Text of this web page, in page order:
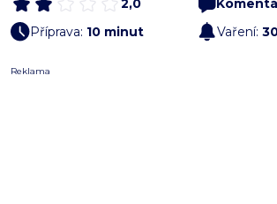
2,0
Příprava: 10 minut Vaření:
Reklama